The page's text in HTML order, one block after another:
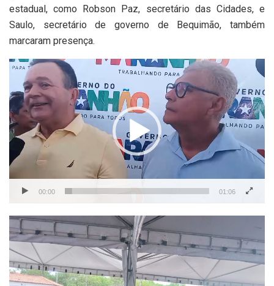
estadual, como Robson Paz, secretário das Cidades, e
Saulo, secretário de governo de Bequimão, também
marcaram presença.
Tocador
vídeo
00:00 01:06